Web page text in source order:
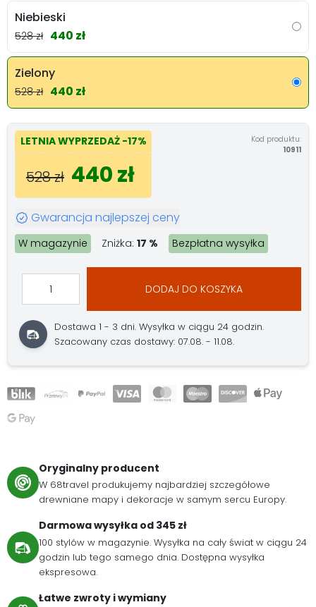
Niebieski
528 zł 440 zł
Zielony
528 zł 440 zł
LETNIA WYPRZEDAŻ -17%
528 zł 440 zł
Kod produktu:
10911
Gwarancja najlepszej ceny
W magazynie Zniżka: 17 % Bezpłatna wysyłka
DODAJ DO KOSZYKA
Dostawa 1 - 3 dni.Wysyłka w ciągu 24 godzin.
Szacowany czas dostawy: 07.08. - 11.08.
Oryginalny producent
W 68travel produkujemy najbardziej szczegółowe
drewniane mapy i dekoracje w samym sercu Europy.
Darmowa wysyłka od 345 zł
100 stylów w magazynie. Wysyłka na cały świat w ciągu 24
godzin lub tego samego dnia. Dostępna wysyłka
ekspresowa.
Łatwe zwroty i wymiany